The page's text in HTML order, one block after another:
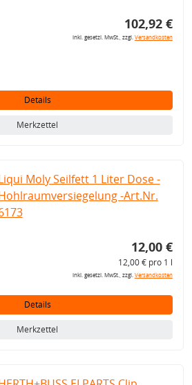
102,92 €
inkl. gesetzl. MwSt., zzgl.Versandkosten
Details
Merkzettel
Moly Seilfett 1 Liter Dose -
-Art.Nr.
12,00 €
12,00 € pro 1 l
inkl. gesetzl. MwSt., zzgl.Versandkosten
Details
Merkzettel